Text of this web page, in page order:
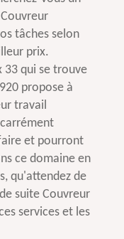
tâches selon
prix.
33 qui se trouve
propose à
travail
et pourront
ce domaine en
qu'attendez de
suite Couvreur
services et les